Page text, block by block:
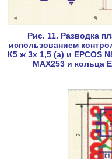
Рис. 11. Разводка
использованием
К5 ж 3х 1,5 (а) и EPCOS
МАХ253 и кольца